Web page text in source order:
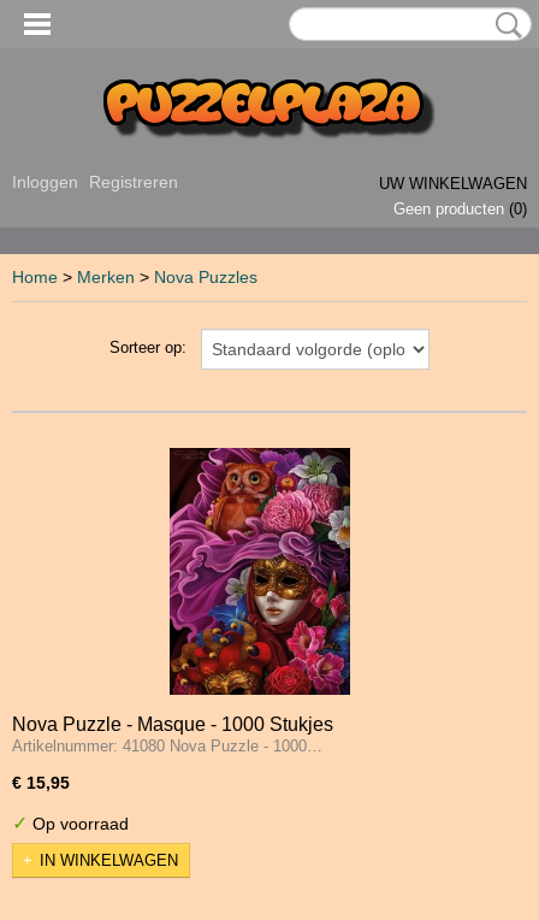
Inloggen Registreren
UW WINKELWAGEN
Geen producten (0)
Home > Merken > Nova Puzzles
Sorteer op:
Nova Puzzle - Masque - 1000 Stukjes
Artikelnummer: 41080 Nova Puzzle - 1000…
€ 15,95
✓ Op voorraad
IN WINKELWAGEN